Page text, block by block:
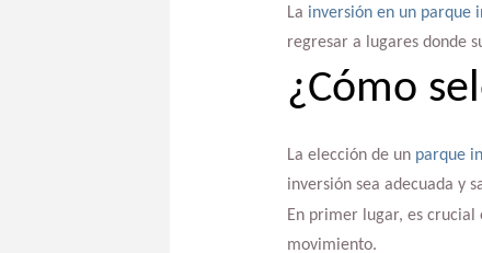
La inversión en un parque
regresar a lugares donde
¿Cómo
La elección de un parque
inversión sea adecuada y
En primer lugar, es
movimiento.